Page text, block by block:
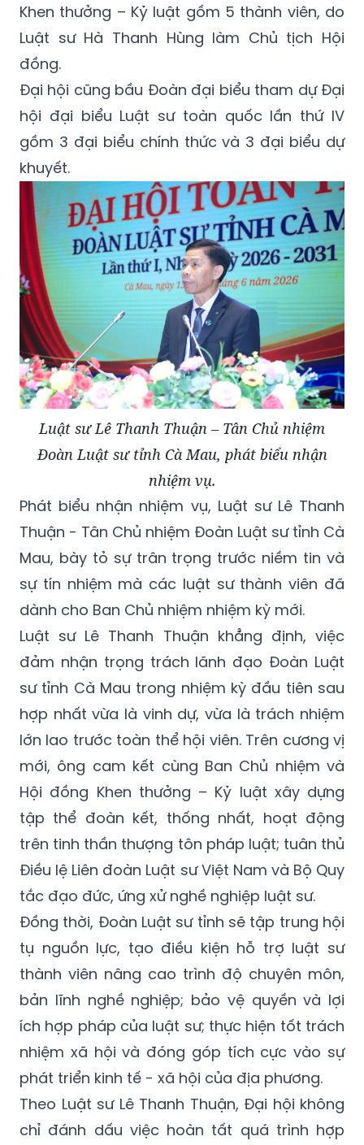
Khen thưởng – Kỷ luật gồm 5 thành viên, do
Luật sư Hà Thanh Hùng làm Chủ tịch Hội
đồng.
Đại hội cũng bầu Đoàn đại biểu tham dự Đại
hội đại biểu Luật sư toàn quốc lần thứ IV
gồm 3 đại biểu chính thức và 3 đại biểu dự
khuyết.
Luật sư Lê Thanh Thuận – Tân Chủ nhiệm
Đoàn Luật sư tỉnh Cà Mau, phát biểu nhận
nhiệm vụ.
Phát biểu nhận nhiệm vụ, Luật sư Lê Thanh
Thuận - Tân Chủ nhiệm Đoàn Luật sư tỉnh Cà
Mau, bày tỏ sự trân trọng trước niềm tin và
sự tín nhiệm mà các luật sư thành viên đã
dành cho Ban Chủ nhiệm nhiệm kỳ mới.
Luật sư Lê Thanh Thuận khẳng định, việc
đảm nhận trọng trách lãnh đạo Đoàn Luật
sư tỉnh Cà Mau trong nhiệm kỳ đầu tiên sau
hợp nhất vừa là vinh dự, vừa là trách nhiệm
lớn lao trước toàn thể hội viên. Trên cương vị
mới, ông cam kết cùng Ban Chủ nhiệm và
Hội đồng Khen thưởng – Kỷ luật xây dựng
tập thể đoàn kết, thống nhất, hoạt động
trên tinh thần thượng tôn pháp luật; tuân thủ
Điều lệ Liên đoàn Luật sư Việt Nam và Bộ Quy
tắc đạo đức, ứng xử nghề nghiệp luật sư.
Đồng thời, Đoàn Luật sư tỉnh sẽ tập trung hội
tụ nguồn lực, tạo điều kiện hỗ trợ luật sư
thành viên nâng cao trình độ chuyên môn,
bản lĩnh nghề nghiệp; bảo vệ quyền và lợi
ích hợp pháp của luật sư; thực hiện tốt trách
nhiệm xã hội và đóng góp tích cực vào sự
phát triển kinh tế - xã hội của địa phương.
Theo Luật sư Lê Thanh Thuận, Đại hội không
chỉ đánh dấu việc hoàn tất quá trình hợp